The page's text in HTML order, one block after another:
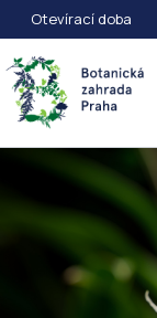
Otevírací doba